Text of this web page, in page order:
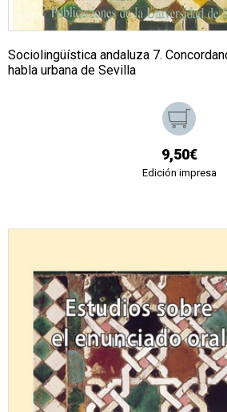
Sociolingüística andaluza 7.
habla urbana de Sevilla
9,50€
Edición impresa